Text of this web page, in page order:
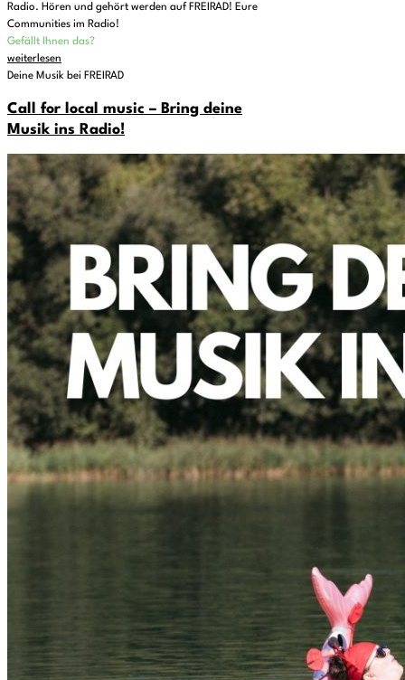
Radio. Hören und gehört werden auf FREIRAD! Eure
Communities im Radio!
Gefällt Ihnen das?
weiterlesen
Deine Musik bei FREIRAD
Call for local music – Bring deine
Musik ins Radio!